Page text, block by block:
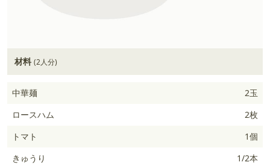
材料 (2人分)
中華麺
2玉
ロースハム
2枚
トマト
1個
きゅうり
1/2本